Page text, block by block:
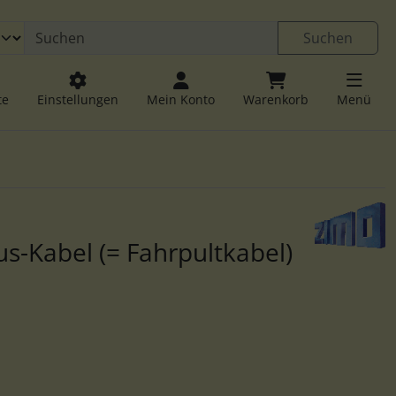
Springe zu den allgemeinen Informationen
Suchen
Einstellungen Mein Konto Warenkorb Menü
Kabel (= Fahrpultkabel)
navigieren. Zum Vergrößern klicken Sie auf das Bild.